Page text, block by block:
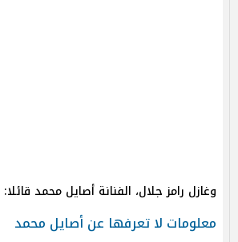
وغازل رامز جلال، الفنانة أصايل محمد قائلا:
معلومات لا تعرفها عن أصايل محمد